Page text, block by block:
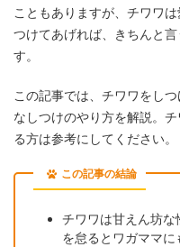
こともありますが、チワワ
つけてあげれば、きちんと
す。
この記事では、チワワをし
なしつけのやり方を解説。
る方は参考にしてください。
この記事の結論
チワワは甘えん坊
を怠るとワガママに